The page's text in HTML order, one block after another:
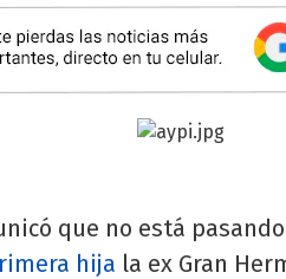
que no está
hija la ex Gran